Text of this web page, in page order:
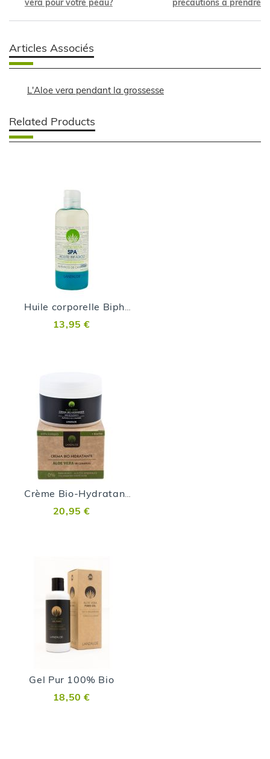
vera pour votre peau? précautions à prendre
Articles Associés
L'Aloe vera pendant la grossesse
Related Products
Huile corporelle Biphasique à l’Aloe vera
13,95 €
Crème Bio-Hydratante - 200ml
20,95 €
Gel Pur 100% Bio
18,50 €